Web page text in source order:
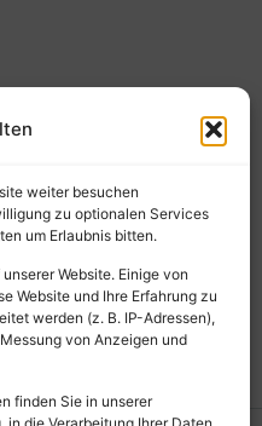
weiter besuchen
zu optionalen Services
um Erlaubnis bitten.
Website. Einige von
Website und Ihre Erfahrung zu
werden (z. B. IP-Adressen),
von Anzeigen und
finden Sie in unserer